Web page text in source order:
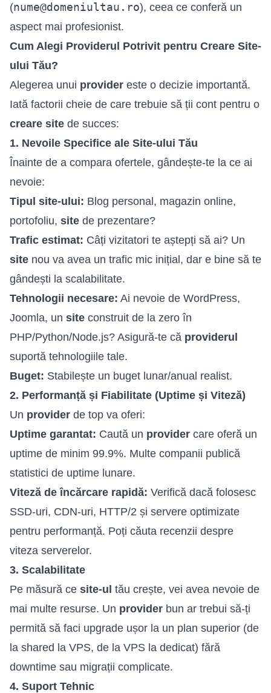
(nume@domeniultau.ro), ceea ce conferă un
aspect mai profesionist.
Cum Alegi Providerul Potrivit pentru Creare Site-
ului Tău?
Alegerea unui provider este o decizie importantă.
Iată factorii cheie de care trebuie să ții cont pentru o
creare site de succes:
1. Nevoile Specifice ale Site-ului Tău
Înainte de a compara ofertele, gândește-te la ce ai
nevoie:
Tipul site-ului: Blog personal, magazin online,
portofoliu, site de prezentare?
Trafic estimat: Câți vizitatori te aștepți să ai? Un
site nou va avea un trafic mic inițial, dar e bine să te
gândești la scalabilitate.
Tehnologii necesare: Ai nevoie de WordPress,
Joomla, un site construit de la zero în
PHP/Python/Node.js? Asigură-te că providerul
suportă tehnologiile tale.
Buget: Stabilește un buget lunar/anual realist.
2. Performanță și Fiabilitate (Uptime și Viteză)
Un provider de top va oferi:
Uptime garantat: Caută un provider care oferă un
uptime de minim 99.9%. Multe companii publică
statistici de uptime lunare.
Viteză de încărcare rapidă: Verifică dacă folosesc
SSD-uri, CDN-uri, HTTP/2 și servere optimizate
pentru performanță. Poți căuta recenzii despre
viteza serverelor.
3. Scalabilitate
Pe măsură ce site-ul tău crește, vei avea nevoie de
mai multe resurse. Un provider bun ar trebui să-ți
permită să faci upgrade ușor la un plan superior (de
la shared la VPS, de la VPS la dedicat) fără
downtime sau migrații complicate.
4. Suport Tehnic